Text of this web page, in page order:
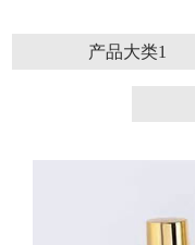
产品大类1